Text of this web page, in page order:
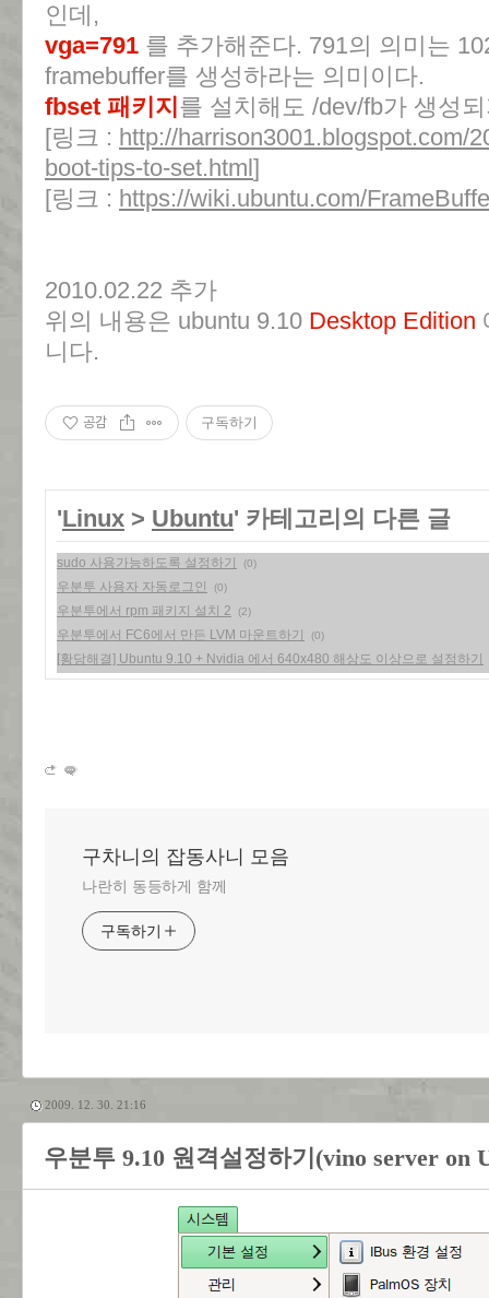
인데,
vga=791 를 추가해준다. 791의 의미는
framebuffer를 생성하라는 의미이다.
fbset 패키지 를 설치해도 /dev/fb가 생성
[링크 : http://harrison3001.blogspot.com/
boot-tips-to-set.html]
[링크 : https://wiki.ubuntu.com/
2010.02.22 추가
위의 내용은 ubuntu 9.10 Desktop Edition
니다.
공감 구독하기
'Linux > Ubuntu' 카테고리의 다른 글
sudo 사용가능하도록 설정하기 (0)
우분투 사용자 자동로그인 (0)
우분투에서 rpm 패키지 설치 2 (2)
우분투에서 FC6에서 만든 LVM 마운트하기 (0)
[황당해결] Ubuntu 9.10 + Nvidia 에서 640x480 해상도 이상으로 설정하기
구차니의 잡동사니 모음
나란히 동등하게 함께
구독하기
2009. 12. 30. 21:16
우분투 9.10 원격설정하기(vino server on